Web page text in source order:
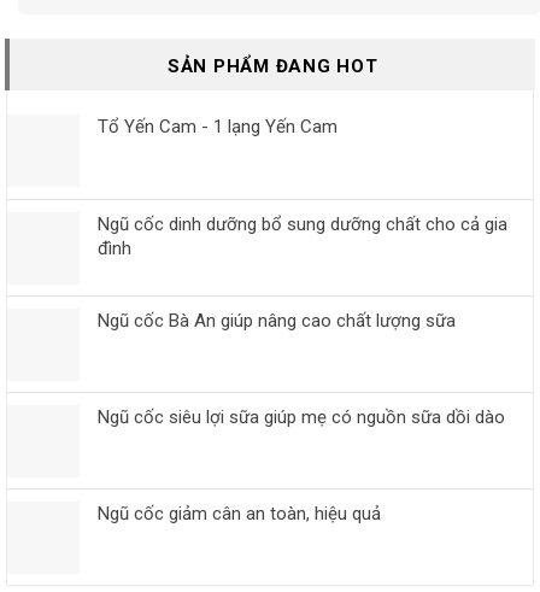
SẢN PHẨM ĐANG HOT
Tổ Yến Cam - 1 lạng Yến Cam
Ngũ cốc dinh dưỡng bổ sung dưỡng chất cho cả gia
đình
Ngũ cốc Bà An giúp nâng cao chất lượng sữa
Ngũ cốc siêu lợi sữa giúp mẹ có nguồn sữa dồi dào
Ngũ cốc giảm cân an toàn, hiệu quả